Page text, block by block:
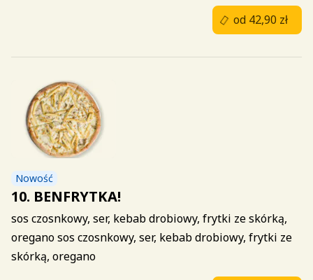
Nowość
10. BENFRYTKA!
sos czosnkowy, ser, kebab drobiowy, frytki ze skórką,
oreganosos czosnkowy, ser, kebab drobiowy, frytki ze
skórką, oregano